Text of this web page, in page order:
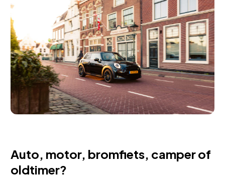
Auto, motor, bromfiets, camper of
oldtimer?